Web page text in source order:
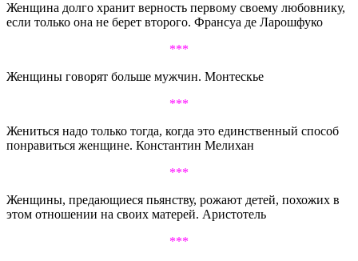
Женщина долго хранит верность первому своему любовнику,
если только она не берет второго. Франсуа де Ларошфуко
***
Женщины говорят больше мужчин. Монтескье
***
Жениться надо только тогда, когда это единственный способ
понравиться женщине. Константин Мелихан
***
Женщины, предающиеся пьянству, рожают детей, похожих в
этом отношении на своих матерей. Аристотель
***